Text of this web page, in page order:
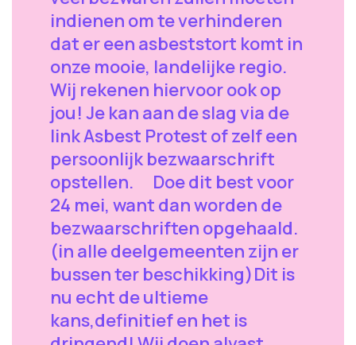
indienen om te verhinderen
dat er een asbeststort komt in
onze mooie, landelijke regio.
Wij rekenen hiervoor ook op
jou! Je kan aan de slag via de
link Asbest Protest of zelf een
persoonlijk bezwaarschrift
opstellen. Doe dit best voor
24 mei, want dan worden de
bezwaarschriften opgehaald.
(in alle deelgemeenten zijn er
bussen ter beschikking)Dit is
nu echt de ultieme
kans,definitief en het is